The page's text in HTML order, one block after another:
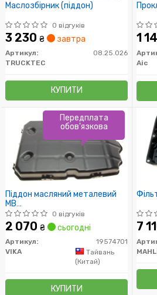
Маслозбірник (піддон)
0 відгуків
3 230 ₴ завтра
Артикул:
08.25.026
TRUCKTEC
КУПИТИ
1
Aic
Піддон масляний металевий
MB
W203/W204/W211/W212/W220/W221
(19574701) vika
0 відгуків
2 070 ₴ сьогодні
Артикул:
19574701
VIKA
Тайвань
(Китай)
КУПИТИ
Передплата
обов'язкова
7